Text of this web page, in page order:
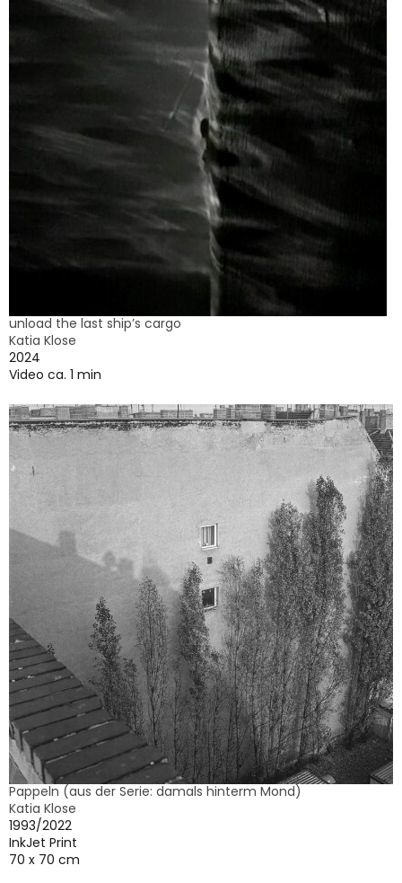
unload the last ship’s cargo
Katia Klose
2024
Video ca. 1 min
Pappeln (aus der Serie: damals hinterm Mond)
Katia Klose
1993/2022
InkJet Print
70 x 70 cm